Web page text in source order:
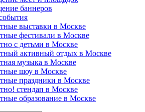
баннеров
выставки в Москве
фестивали в Москве
с детьми в Москве
активный отдых в Москве
музыка в Москве
шоу в Москве
праздники в Москве
стендап в Москве
образование в Москве